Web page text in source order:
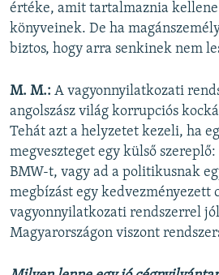
értéke, amit tartalmaznia
könyveinek. De ha
biztos, hogy arra senkinek nem
M. M.: A vagyonnyilatkozati
angolszász világ korrupciós
Tehát azt a helyzetet kezeli, ha
megveszteget egy külső
BMW-t, vagy ad a politikusnak
megbízást egy kedvezményezett
vagyonnyilatkozati rendszerrel
Magyarországon viszont